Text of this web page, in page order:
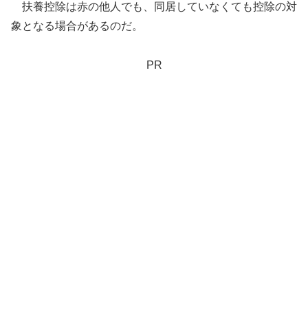
扶養控除は赤の他人でも、同居していなくても控除の対
象となる場合があるのだ。
PR